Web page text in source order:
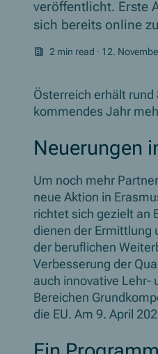
veröffentlicht. Erste
sich bereits online
2 min read · 12.
Österreich erhält rund
kommendes Jahr
Neuerungen
Um noch mehr
neue Aktion in
richtet sich gezielt an
dienen der Ermittlung
der beruflichen
Verbesserung der
auch innovative Lehr-
Bereichen
die EU. Am 9. April